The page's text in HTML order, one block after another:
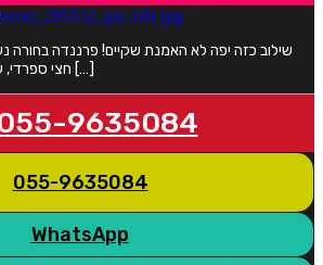
שילוב כזה יפה לא האמנת שקיים! פרננדה בחורה
חצי ספרדי, עם גזרה נשית ויפה ופנים […]
9635084
055-9635084
WhatsApp